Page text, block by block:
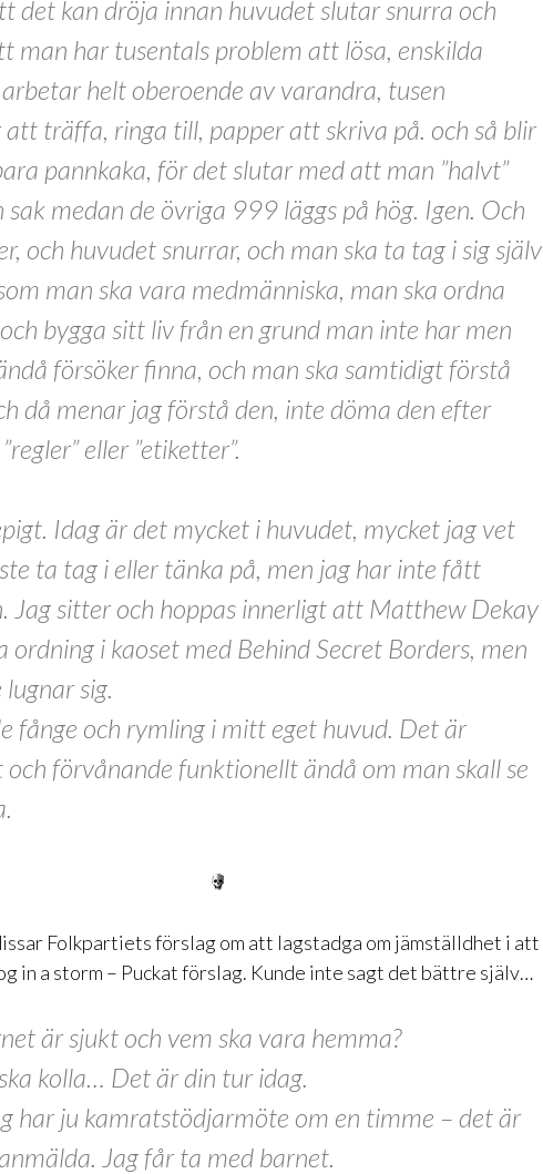
det kan dröja innan huvudet slutar snurra och
man har tusentals problem att lösa, enskilda
helt oberoende av varandra, tusen
att träffa, ringa till, papper att skriva på. och så blir
pannkaka, för det slutar med att man ”halvt”
sak medan de övriga 999 läggs på hög. Igen. Och
och huvudet snurrar, och man ska ta tag i sig själv
man ska vara medmänniska, man ska ordna
bygga sitt liv från en grund man inte har men
försöker finna, och man ska samtidigt förstå
då menar jag förstå den, inte döma den efter
eller ”etiketter”.
Idag är det mycket i huvudet, mycket jag vet
ta tag i eller tänka på, men jag har inte fått
Jag sitter och hoppas innerligt att Matthew Dekay
ordning i kaoset med Behind Secret Borders, men
sig.
fånge och rymling i mitt eget huvud. Det är
och förvånande funktionellt ändå om man skall se
Folkpartiets förslag om att lagstadga om jämställdhet i att
in a storm – Puckat förslag. Kunde inte sagt det bättre själv…
är sjukt och vem ska vara hemma?
kolla… Det är din tur idag.
har ju kamratstödjarmöte om en timme – det är
Jag får ta med barnet.